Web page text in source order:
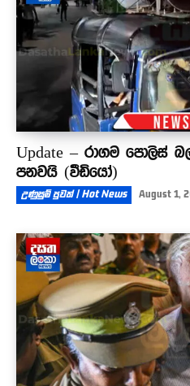
Update – රාගම පොලිස්
පනවයි (වීඩියෝ)
උණුසුම් පුවත් | Hot News August 1,